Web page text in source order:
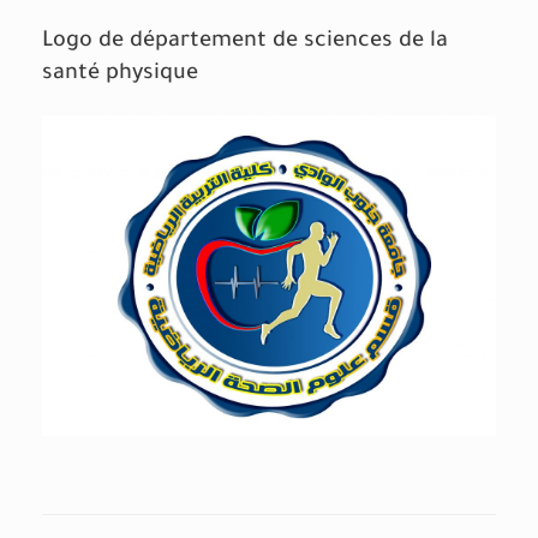
Logo de département de sciences de la
santé physique